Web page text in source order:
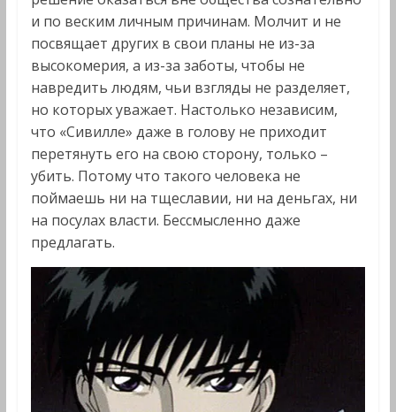
и по веским личным причинам. Молчит и не
посвящает других в свои планы не из-за
высокомерия, а из-за заботы, чтобы не
навредить людям, чьи взгляды не разделяет,
но которых уважает. Настолько независим,
что «Сивилле» даже в голову не приходит
перетянуть его на свою сторону, только –
убить. Потому что такого человека не
поймаешь ни на тщеславии, ни на деньгах, ни
на посулах власти. Бессмысленно даже
предлагать.